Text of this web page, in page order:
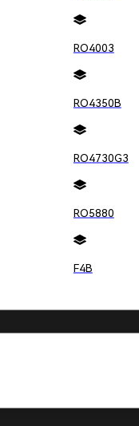
RO4003
RO4350B
RO4730G3
RO5880
F4B
纠正措施
产之前测试校正
审视小组成员的资
施
久措施的计划，
艺文件。
管理系统、操作